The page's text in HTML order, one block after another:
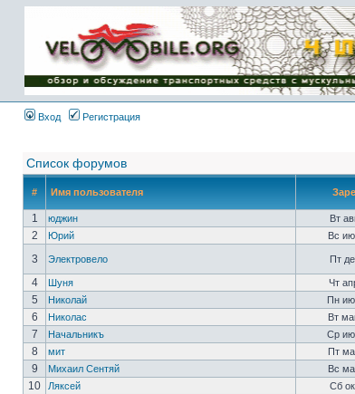
Имя пользователя:
Пароль:
{ LOG_ME_IN_SHORT
}
Вход Регистрация
Список форумов
# Имя пользователя
1 юджин Вт
2
Юрий Вс
3
Электровело Пт
4
Шуня Чт
5
Николай Пн
6
Николас Вт
7
Начальникъ Ср
8
мит Пт
9
Михаил Сентяй Вс
10
Ляксей Сб